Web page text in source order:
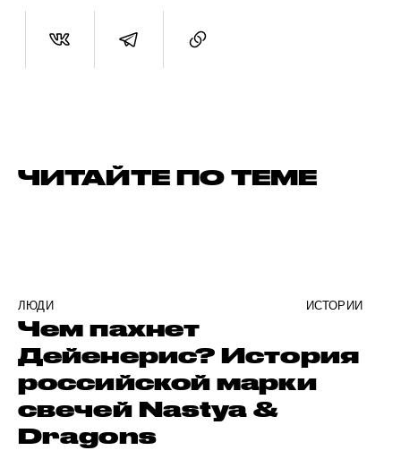
ЧИТАЙТЕ ПО ТЕМЕ
ЛЮДИ ИСТОРИИ
Чем пахнет
Дейенерис? История
российской марки
свечей Nastya &
Dragons